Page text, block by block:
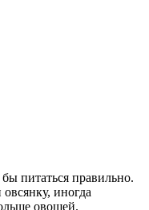
питаться правильно.
иногда
овощей.